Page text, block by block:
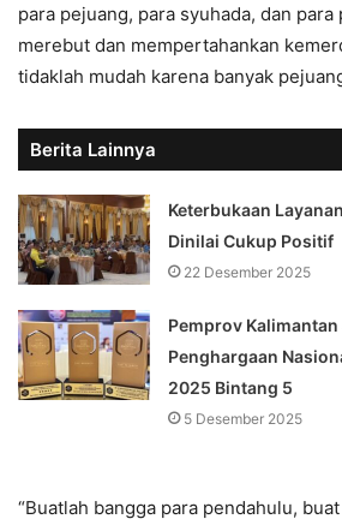
para pejuang, para syuhada, dan para
merebut dan mempertahankan
tidaklah mudah karena banyak
Berita Lainnya
Keterbukaan
Dinilai Cukup Positif
22 Desember 2025
Pemprov Kalimantan
Penghargaan
2025 Bintang 5
5 Desember 2025
“Buatlah bangga para pendahulu,